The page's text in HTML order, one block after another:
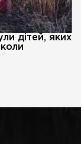
дітей, яких